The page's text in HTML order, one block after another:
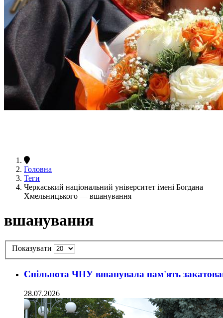
Головна
Теги
Черкаський національний університет імені Богдана
Хмельницького — вшанування
вшанування
Показувати
Спільнота ЧНУ вшанувала пам'ять
28.07.2026